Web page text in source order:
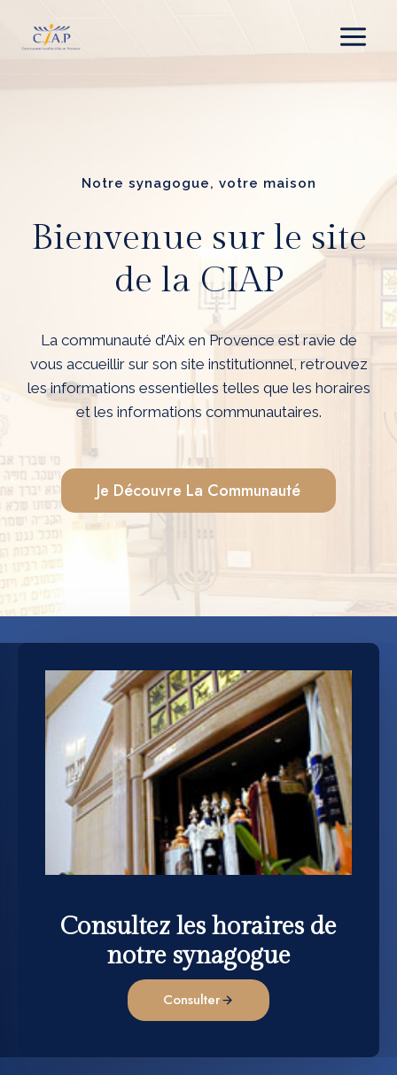
Notre synagogue, votre maison
Bienvenue sur le site
de la CIAP
La communauté d’Aix en Provence est ravie de
vous accueillir sur son site institutionnel, retrouvez
les informations essentielles telles que les horaires
et les informations communautaires.
Je Découvre La Communauté
Consultez les horaires de
notre synagogue
Consulter